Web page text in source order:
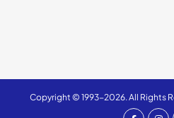
Copyright © 1993-2026. All Rights